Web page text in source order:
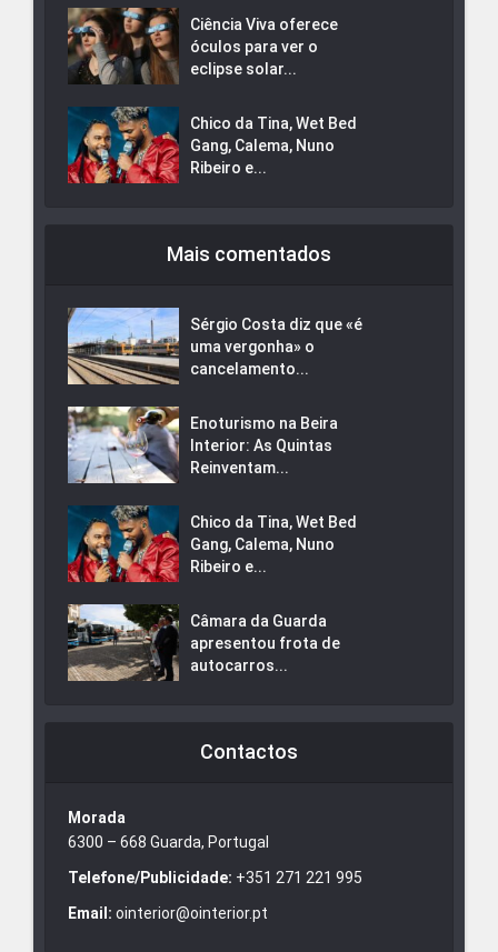
Ciência Viva oferece
óculos para ver o
eclipse solar...
Chico da Tina, Wet Bed
Gang, Calema, Nuno
Ribeiro e...
Mais comentados
Sérgio Costa diz que «é
uma vergonha» o
cancelamento...
Enoturismo na Beira
Interior: As Quintas
Reinventam...
Chico da Tina, Wet Bed
Gang, Calema, Nuno
Ribeiro e...
Câmara da Guarda
apresentou frota de
autocarros...
Contactos
Morada
6300 – 668 Guarda, Portugal
Telefone/Publicidade: +351 271 221 995
Email: ointerior@ointerior.pt